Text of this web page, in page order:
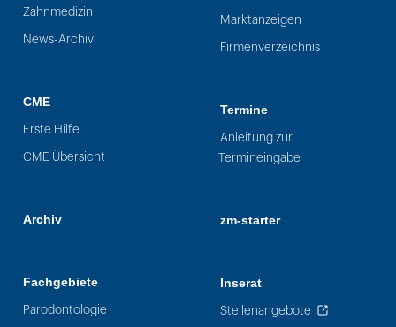
Zahnmedizin
News-Archiv
CME
Erste Hilfe
CME Übersicht
Archiv
Fachgebiete
Parodontologie
Marktanzeigen
Firmenverzeichnis
Termine
Anleitung zur
Termineingabe
zm-starter
Inserat
Stellenangebote